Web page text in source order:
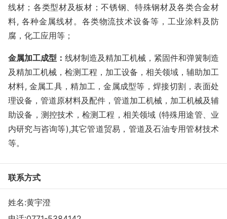
线材；各类型材及板材；不锈钢、特殊钢材及各类合金材
料, 各种金属线材。各类物流技术设备等，工业涂料及防
腐，化工应用等；
金属加工成型： 线材制造及精加工机械，紧固件和弹簧制造
及精加工机械，检测工程，加工设备，相关领域，辅助加工
材料, 金属工具，精加工，金属成型等，焊接切割，表面处
理设备，管道原材料及配件，管道加工机械，加工机械及辅
助设备，测控技术，检测工程，相关领域 (特殊用途管、业
内研究与咨询等),其它管道贸易，管道及石油专用管材技术
等。
联系方式
姓名:黄宇澄